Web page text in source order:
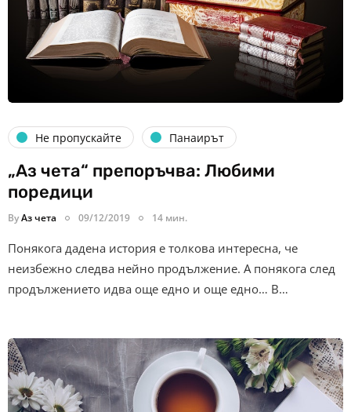
Не пропускайте Панаирът
„Аз чета“ препоръчва: Любими
поредици
ByАз чета 09/12/2019 14 мин.
Понякога дадена история е толкова интересна, че
неизбежно следва нейно продължение. А понякога след
продължението идва още едно и още едно… В…